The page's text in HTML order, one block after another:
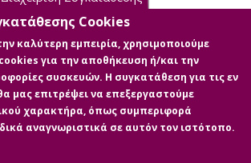
Cookies
καλύτερη εμπειρία, χρησιμοποιούμε
για την αποθήκευση ή/και την
συσκευών. Η συγκατάθεση για τις εν
μας επιτρέψει να επεξεργαστούμε
χαρακτήρα, όπως συμπεριφορά
αναγνωριστικά σε αυτόν τον ιστότοπο.